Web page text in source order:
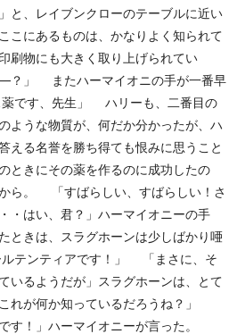
と、レイブンクローのテーブルに近い
こにあるものは、かなりよく知られて
刷物にも大きく取り上げられてい
？」 またハーマイオニの手が一番早
です、先生」 ハリーも、二番目の
ような物質が、何だか分かったが、ハ
える名誉を勝ち得ても恨みに思うこと
ときにその薬を作るのに成功したの
ら。 「すばらしい、すばらしい！さ
・はい、君？」ハーマイオニーの手
ときは、スラグホーンは少しばかり唖
テンティアです！」 「まさに、そ
いるようだが」スラグホーンは、とて
れが何か知っているだろうね？」
です！」ハーマイオニーが言った。